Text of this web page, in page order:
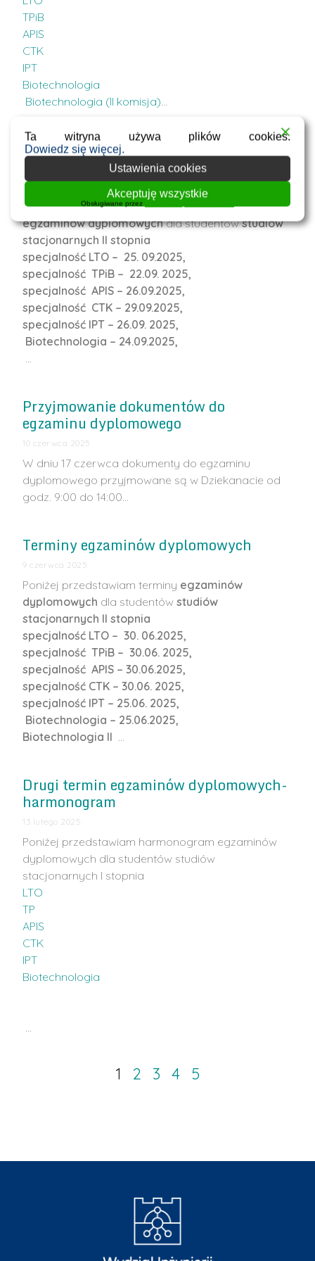
TPiB
APIS
CTK
IPT
Biotechnologia
Biotechnologia (II komisja)…
Wrześniowe terminy egzaminów
dyplomowych
8 września 2025
Poniżej przedstawiam wrześniowe terminy
egzaminów dyplomowychdla studentówstudiów
stacjonarnych II stopnia
specjalność LTO – 25. 09.2025,
specjalność TPiB – 22.09. 2025,
specjalność APIS – 26.09.2025,
specjalność CTK – 29.09.2025,
specjalność IPT – 26.09. 2025,
Biotechnologia – 24.09.2025,
…
Przyjmowanie dokumentów do
egzaminu dyplomowego
10 czerwca 2025
W dniu 17 czerwca dokumenty do egzaminu
dyplomowego przyjmowane są w Dziekanacie od
godz. 9:00 do 14:00…
Terminy egzaminów dyplomowych
9 czerwca 2025
Poniżej przedstawiam terminy egzaminów
dyplomowych dla studentówstudiów
stacjonarnych II stopnia
specjalność LTO – 30. 06.2025,
specjalność TPiB – 30.06. 2025,
specjalność APIS – 30.06.2025,
specjalność CTK – 30.06. 2025,
specjalność IPT – 25.06. 2025,
Biotechnologia – 25.06.2025,
Biotechnologia II …
Drugi termin egzaminów dyplomowych-
harmonogram
13 lutego 2025
Poniżej przedstawiam harmonogram egzaminów
dyplomowych dla studentów studiów
stacjonarnych I stopnia
LTO
TP
APIS
CTK
IPT
Biotechnologia
…
1 2 3 4 5
Ta witryna używa plików cookies.
Dowiedz się więcej.
Ustawienia cookies
Akceptuję wszystkie
Obsługiwane przez WPLP Compliance Platform